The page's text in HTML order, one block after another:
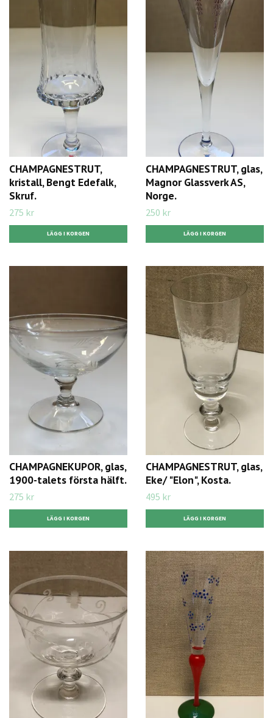
CHAMPAGNESTRUT,
kristall, Bengt Edefalk,
Skruf.
275 kr
CHAMPAGNESTRUT, glas,
Magnor Glassverk AS,
Norge.
250 kr
CHAMPAGNEKUPOR, glas,
1900-talets första hälft.
275 kr
CHAMPAGNESTRUT, glas,
Eke/ "Elon", Kosta.
495 kr